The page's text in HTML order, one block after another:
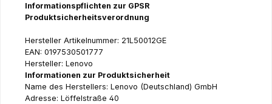
Informationspflichten zur GPSR
Produktsicherheitsverordnung
Hersteller Artikelnummer: 21L50012GE
EAN: 0197530501777
Hersteller: Lenovo
Informationen zur Produktsicherheit
Name des Herstellers: Lenovo (Deutschland) GmbH
Adresse: Löffelstraße 40